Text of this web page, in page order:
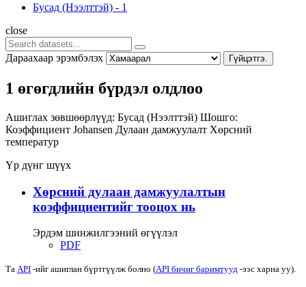
Бусад (Нээлттэй) - 1
close
Дараахаар эрэмбэлэх Гүйцэтгэ.
1 өгөгдлийн бүрдэл олдлоо
Ашиглах зөвшөөрлүүд: Бусад (Нээлттэй) Шошго:
Коэффициент Johansen Дулаан дамжуулалт Хөрсний
температур
Үр дүнг шүүх
Хөрсний дулаан дамжуулалтын
коэффициентийг тооцох нь
Эрдэм шинжилгээний өгүүлэл
PDF
Та API -ийг ашиглан бүртгүүлж болно (API бичиг баримтууд -ээс харна уу).